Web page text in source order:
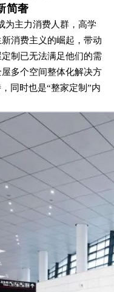
简奢
为主力消费人群，高学
消费主义的崛起，带动
制已无法满足他们的需
多个空间整体化解决方
同时也是“整家定制”内